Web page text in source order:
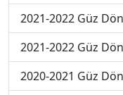
2021-2022 Güz
2021-2022 Güz
2020-2021 Güz